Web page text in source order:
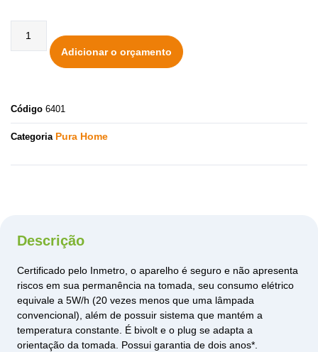
Adicionar o orçamento
Código 6401
Categoria Pura Home
Descrição
Certificado pelo Inmetro, o aparelho é seguro e não apresenta
riscos em sua permanência na tomada, seu consumo elétrico
equivale a 5W/h (20 vezes menos que uma lâmpada
convencional), além de possuir sistema que mantém a
temperatura constante. É bivolt e o plug se adapta a
orientação da tomada. Possui garantia de dois anos*.